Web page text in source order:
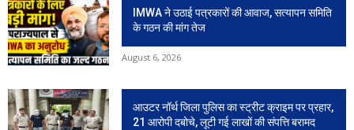
IMWA ने उठाई पत्रकारों की आवाज, सत्यापन समिति
के गठन की मांग तेज
August 6, 2026
आउटर नॉर्थ जिला पुलिस का स्ट्रीट क्राइम पर प्रहार,
21 आरोपी दबोचे, लूटी गई लाखों की संपत्ति बरामद